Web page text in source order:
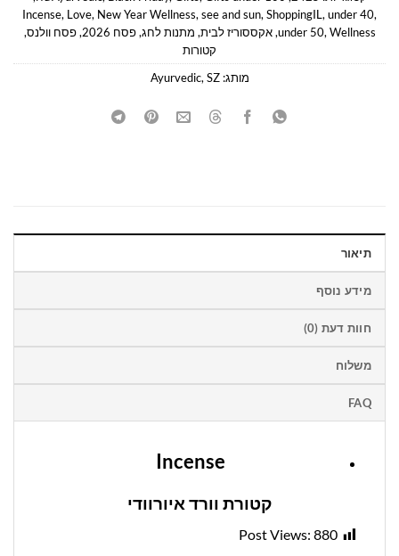
Incense, Love, New Year Wellness,see and sun,ShoppingIL,under 40,
under 50,Wellness
,אקססוריז לבית, מתנות לחג,פסח 2026 ,פסח וולנס,
קטורות
מותג:
Ayurvedic,SZ
תיאור
מידע נוסף
חוות דעת (0)
משלוח
FAQ
Incense
קטורת וורד איורוודי
Post Views: 880